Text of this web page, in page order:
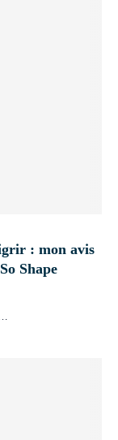
: mon avis
Shape